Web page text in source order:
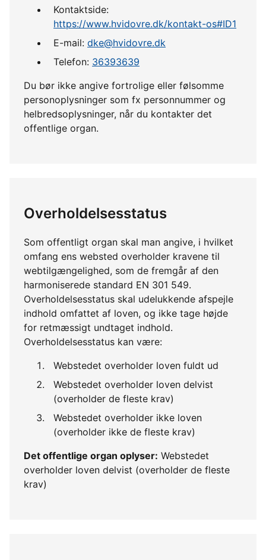
Kontaktside:
https://www.hvidovre.dk/kontakt-os#ID1
E-mail: dke@hvidovre.dk
Telefon: 36393639
Du bør ikke angive fortrolige eller følsomme
personoplysninger som fx personnummer og
helbredsoplysninger, når du kontakter det
offentlige organ.
Overholdelsesstatus
Som offentligt organ skal man angive, i hvilket
omfang ens websted overholder kravene til
webtilgængelighed, som de fremgår af den
harmoniserede standard EN 301 549.
Overholdelsesstatus skal udelukkende afspejle
indhold omfattet af loven, og ikke tage højde
for retmæssigt undtaget indhold.
Overholdelsesstatus kan være:
Webstedet overholder loven fuldt ud
Webstedet overholder loven delvist
(overholder de fleste krav)
Webstedet overholder ikke loven
(overholder ikke de fleste krav)
Det offentlige organ oplyser: Webstedet
overholder loven delvist (overholder de fleste
krav)